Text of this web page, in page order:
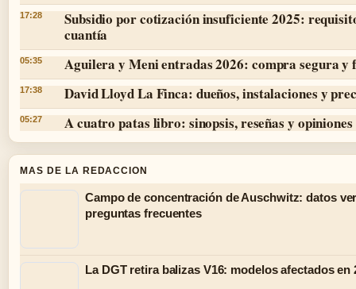
17:28
Subsidio por cotización insuficiente 2025:
cuantía
05:35 Aguilera y Meni entradas 2026: compra segura y
17:38 David Lloyd La Finca: dueños, instalaciones y
05:27 A cuatro patas libro: sinopsis, reseñas y opiniones
MAS DE LA REDACCION
Campo de concentración de Auschwitz: datos
preguntas frecuentes
La DGT retira balizas V16: modelos afectados en